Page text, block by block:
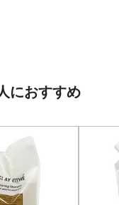
におすすめ